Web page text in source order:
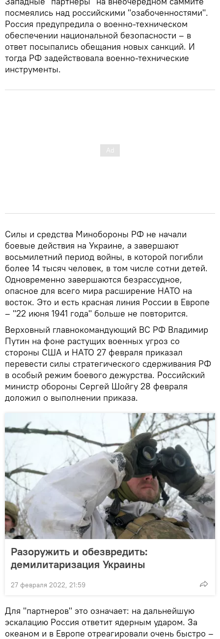
посмеялись над российскими "озабоченностями".
Россия предупредила о военно-техническом
обеспечении национальной безопасности – в
ответ посыпались обещания новых санкций. И
тогда РФ задействовала военно-технические
инструменты.
Силы и средства Минобороны РФ не начали
боевые действия на Украине, а завершают
восьмилетний период войны, в которой погибли
более 14 тысяч человек, в том числе сотни детей.
Одновременно завершаются безрассудное,
опасное для всего мира расширение НАТО на
восток. Это и есть красная линия России в Европе
– "22 июня 1941 года" больше не повторится.
Верховный главнокомандующий ВС РФ Владимир
Путин на фоне растущих военных угроз со
стороны США и НАТО 27 февраля приказал
перевести силы стратегического сдерживания РФ
в особый режим боевого дежурства. Российский
министр обороны Сергей Шойгу 28 февраля
доложил о выполнении приказа.
Разоружить и обезвредить:
демилитаризация Украины
27 февраля 2022, 21:59
Для "партнеров" это означает: на дальнейшую
эскалацию Россия ответит ядерным ударом. За
океаном и в Европе отреагировали очень быстро –